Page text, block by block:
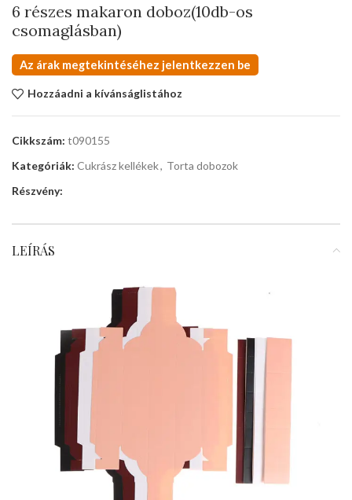
6 részes makaron doboz(10db-os
csomaglásban)
Az árak megtekintéséhez jelentkezzen be
Hozzáadni a kívánságlistához
Cikkszám: t090155
Kategóriák: Cukrász kellékek, Torta dobozok
Részvény:
LEÍRÁS